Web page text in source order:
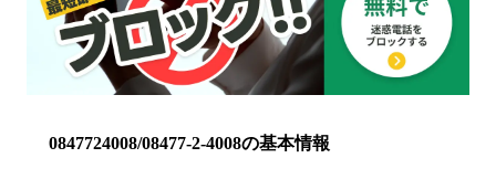
0847724008/08477-2-4008の基本情報